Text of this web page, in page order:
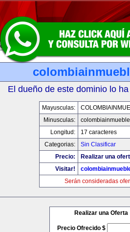
El dueño de este dominio lo
Mayusculas:
Minusculas:
Longitud:
17 caracteres
Categorias:
Sin Clasificar
Precio:
Realizar una
Visitar!
Serán consideradas
Realizar una Oferta
Precio Ofrecido $